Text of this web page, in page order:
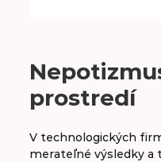
prostredí
V technologických
merateľné výsledky a